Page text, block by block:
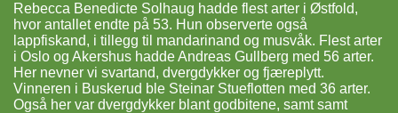
Rebecca Benedicte Solhaug hadde flest arter i Østfold,
hvor antallet endte på 53. Hun observerte også
lappfiskand, i tillegg til mandarinand og musvåk. Flest arter
i Oslo og Akershus hadde Andreas Gullberg med 56 arter.
Her nevner vi svartand, dvergdykker og fjæreplytt.
Vinneren i Buskerud ble Steinar Stueflotten med 36 arter.
Også her var dvergdykker blant godbitene, samt samt